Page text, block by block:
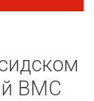
ВМС